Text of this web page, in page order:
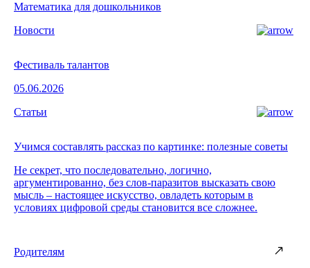
Математика для дошкольников
Новости
Фестиваль талантов
05.06.2026
Статьи
Учимся составлять рассказ по картинке: полезные советы
Не секрет, что последовательно, логично,
аргументированно, без слов-паразитов высказать свою
мысль – настоящее искусство, овладеть которым в
условиях цифровой среды становится все сложнее.
Родителям